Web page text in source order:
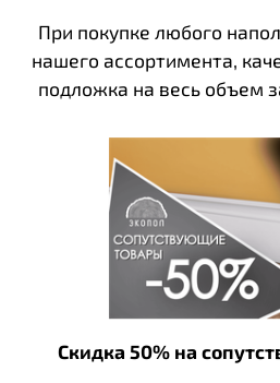
При покупке любого
нашего ассортимента,
подложка на весь объем
Скидка 50% на